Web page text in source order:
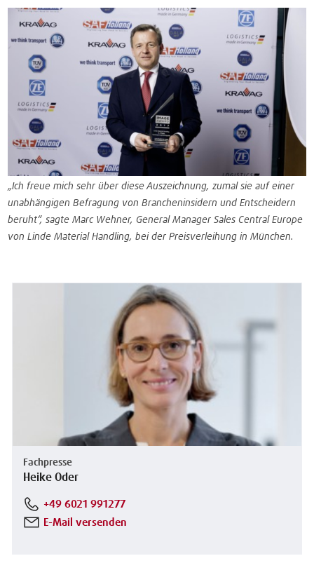
„Ich freue mich sehr über diese Auszeichnung, zumal sie auf einer
unabhängigen Befragung von Brancheninsidern und Entscheidern
beruht“, sagte Marc Wehner, General Manager Sales Central Europe
von Linde Material Handling, bei der Preisverleihung in München.
Fachpresse
Heike Oder
+49 6021 991277
E-Mail versenden